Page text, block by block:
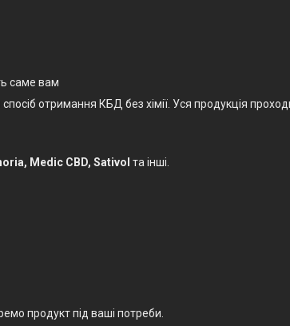
саме вам
отримання КБД без хімії. Уся продукція
Medic CBD, Sativol та інші.
продукт під ваші потреби.